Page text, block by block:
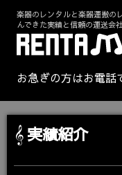
楽器のレンタルと楽器運搬の
んできた実績と信頼の運送会
お急ぎの方はお電話
実績紹介